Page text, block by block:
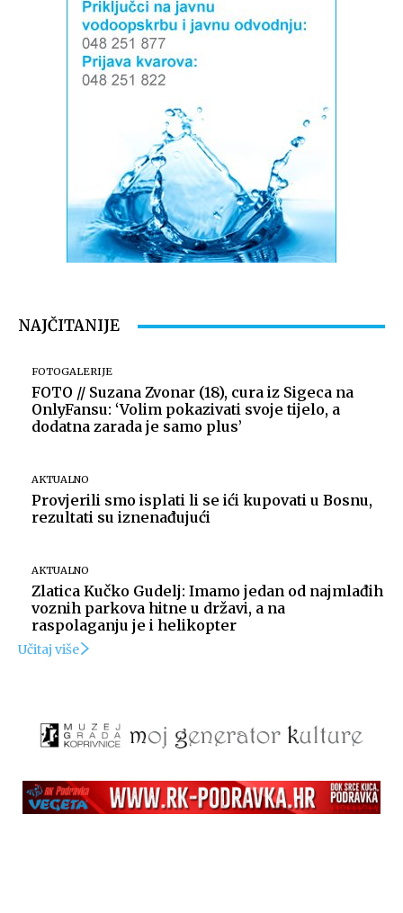
NAJČITANIJE
FOTOGALERIJE
FOTO // Suzana Zvonar (18), cura iz Sigeca na
OnlyFansu: ‘Volim pokazivati svoje tijelo, a
dodatna zarada je samo plus’
AKTUALNO
Provjerili smo isplati li se ići kupovati u Bosnu,
rezultati su iznenađujući
AKTUALNO
Zlatica Kučko Gudelj: Imamo jedan od najmlađih
voznih parkova hitne u državi, a na
raspolaganju je i helikopter
Učitaj više